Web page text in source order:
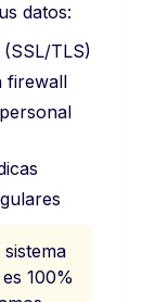
datos:
TLS)
firewall
100%